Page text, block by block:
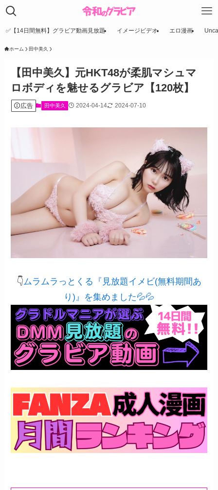
✅【14日間無料】グラビア動画見放題 イメージビデオ エロ漫画
ホーム 田中美久
【田中美久】元HKT48が柔肌マシュマ
ロボディを魅せるグラビア【120枚】
広告 田中美久 2024-04-14 2024-07-10
👇 ムラムラっとくる『見放題イメビ(無料期間あ
り)』を集めました💦💦